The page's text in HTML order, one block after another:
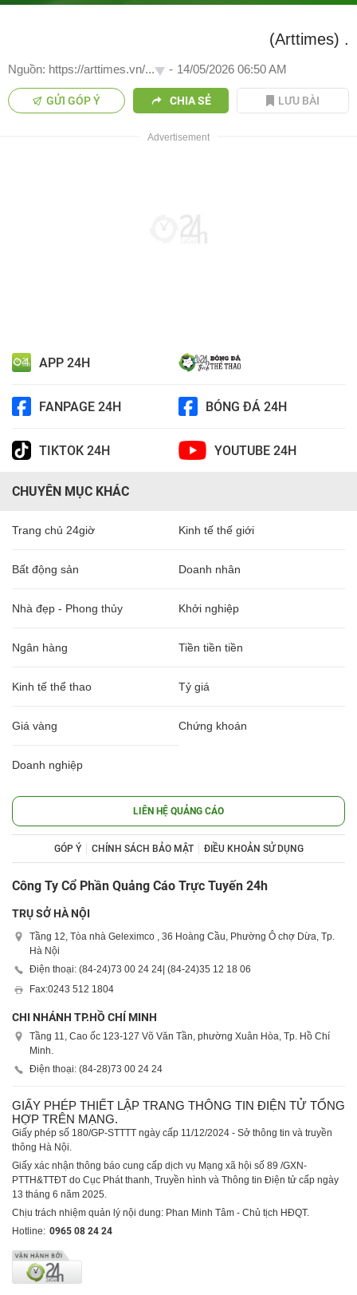
(Arttimes) .
Nguồn: https://arttimes.vn/... - 14/05/2026 06:50 AM
GỬI GÓP Ý CHIA SẺ LƯU BÀI
APP 24H
FANPAGE 24H BÓNG ĐÁ 24H
TIKTOK 24H YOUTUBE 24H
CHUYÊN MỤC KHÁC
Trang chủ 24giờ Kinh tế thế giới
Bất động sản Doanh nhân
Nhà đẹp - Phong thủy Khởi nghiệp
Ngân hàng Tiền tiền tiền
Kinh tế thể thao Tỷ giá
Giá vàng Chứng khoán
Doanh nghiệp
LIÊN HỆ QUẢNG CÁO
GÓP Ý CHÍNH SÁCH BẢO MẬT ĐIỀU KHOẢN SỬ DỤNG
Công Ty Cổ Phần Quảng Cáo Trực Tuyến 24h
TRỤ SỞ HÀ NỘI
Tầng 12, Tòa nhà Geleximco , 36 Hoàng Cầu, Phường Ô chợ Dừa, Tp.
Hà Nội
Điện thoại: (84-24)73 00 24 24 | (84-24)35 12 18 06
Fax:0243 512 1804
CHI NHÁNH TP.HỒ CHÍ MINH
Tầng 11, Cao ốc 123-127 Võ Văn Tần, phường Xuân Hòa, Tp. Hồ Chí
Minh.
Điện thoại: (84-28)73 00 24 24
GIẤY PHÉP THIẾT LẬP TRANG THÔNG TIN ĐIỆN TỬ TỔNG
HỢP TRÊN MẠNG.
Giấy phép số 180/GP-STTTT ngày cấp 11/12/2024 - Sở thông tin và truyền
thông Hà Nội.
Giấy xác nhận thông báo cung cấp dịch vụ Mạng xã hội số 89 /GXN-
PTTH&TTĐT do Cục Phát thanh, Truyền hình và Thông tin Điện tử cấp ngày
13 tháng 6 năm 2025.
Chịu trách nhiệm quản lý nội dung: Phan Minh Tâm - Chủ tịch HĐQT.
Hotline: 0965 08 24 24